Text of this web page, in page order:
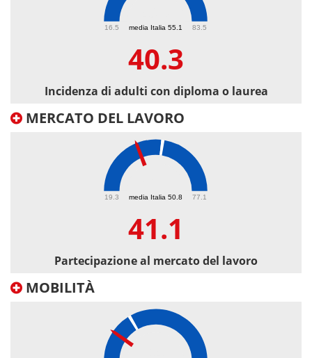
media Italia 55.1
16.5 83.5
40.3
Incidenza di adulti con diploma o laurea
MERCATO DEL LAVORO
media Italia 50.8
19.3 77.1
41.1
Partecipazione al mercato del lavoro
MOBILITÀ